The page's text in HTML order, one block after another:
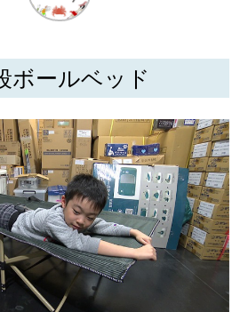
ボールベッド